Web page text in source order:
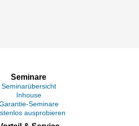
Seminare
Seminarübersicht
Inhouse
Seminare
ausprobieren